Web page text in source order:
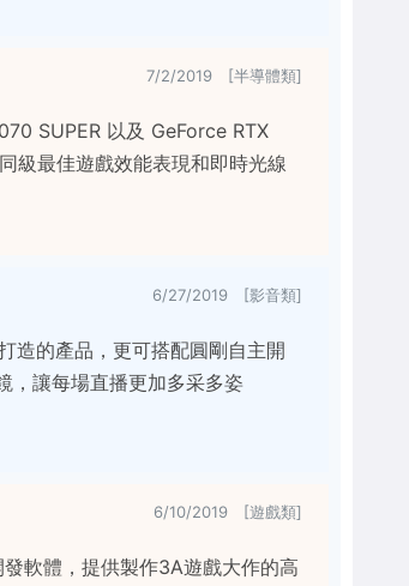
7/2/2019 [半導體類]
SUPER 以及 GeForce RTX
級最佳遊戲效能表現和即時光線
6/27/2019 [影音類]
造的產品，更可搭配圓剛自主開
，讓每場直播更加多采多姿
6/10/2019 [遊戲類]
軟體，提供製作3A遊戲大作的高